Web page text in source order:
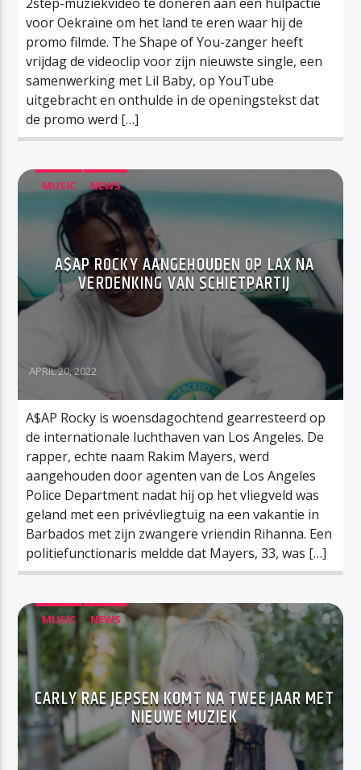
voor Oekraïne om het land te eren waar hij de
promo filmde. The Shape of You-zanger heeft
vrijdag de videoclip voor zijn nieuwste single, een
samenwerking met Lil Baby, op YouTube
uitgebracht en onthulde in de openingstekst dat
de promo werd […]
MUSIC NEWS
A$AP ROCKY AANGEHOUDEN OP LAX NA
VERDENKING VAN SCHIETPARTIJ
APRIL 20, 2022
A$AP Rocky is woensdagochtend gearresteerd op
de internationale luchthaven van Los Angeles. De
rapper, echte naam Rakim Mayers, werd
aangehouden door agenten van de Los Angeles
Police Department nadat hij op het vliegveld was
geland met een privévliegtuig na een vakantie in
Barbados met zijn zwangere vriendin Rihanna. Een
politiefunctionaris meldde dat Mayers, 33, was […]
MUSIC NEWS
CARLY RAE JEPSEN KOMT NA TWEE JAAR MET
NIEUWE MUZIEK